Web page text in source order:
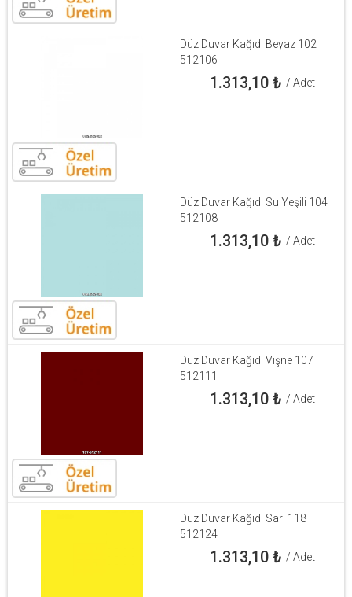
Düz Duvar Kağıdı Beyaz 102
512106
1.313,10₺ / Adet
Düz Duvar Kağıdı Su Yeşili 104
512108
1.313,10₺ / Adet
Düz Duvar Kağıdı Vişne 107
512111
1.313,10₺ / Adet
Düz Duvar Kağıdı Sarı 118
512124
1.313,10₺ / Adet